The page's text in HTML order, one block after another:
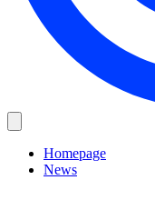
Homepage
News